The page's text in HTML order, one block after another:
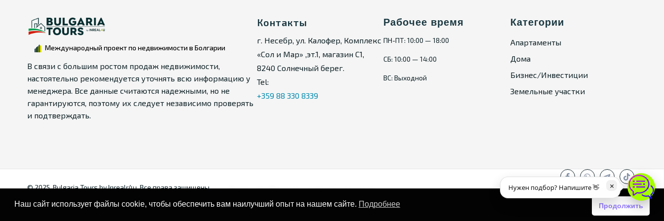
Международный проект по недвижимости в Болгарии
В связи с большим ростом продаж недвижимости,
настоятельно рекомендуется уточнять всю информацию у
менеджера. Все данные считаются надежными, но не
гарантируются, поэтому их следует независимо проверять
и подтверждать.
Контакты
г. Несебр, ул. Калофер, Комплекс
«Сол и Мар» ,эт.1, магазин С1,
8240 Солнечный берег.
Tel:
+359 88 330 8339
Рабочее время
ПН-ПТ: 10:00 — 18:00
СБ: 10:00 — 14:00
ВС: Выходной
Категории
Апартаменты
Дома
Бизнес/Инвестиции
Земельные участки
© 2025. Bulgaria Tours by Inrealr4u. Все права зашищены. Карта сайтаПолитика конфиденциальности ×
Нужен подбор? Напишите 👋
Наш сайт использует файлы cookie, чтобы обеспечить вам наилучший опыт на нашем сайте. Подробнее Продолжить